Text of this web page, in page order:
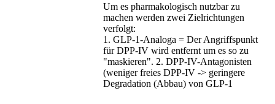
Um es pharmakologisch nutzbar zu
machen werden zwei Zielrichtungen
verfolgt:
1. GLP-1-Analoga = Der Angriffspunkt
für DPP-IV wird entfernt um es so zu
"maskieren". 2. DPP-IV-Antagonisten
(weniger freies DPP-IV -> geringere
Degradation (Abbau) von GLP-1